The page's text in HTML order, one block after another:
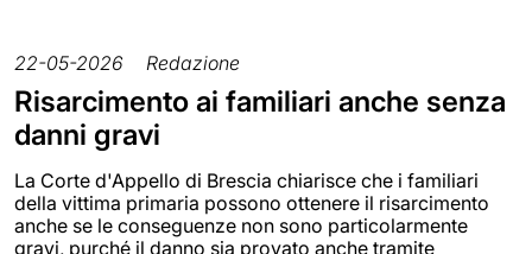
22-05-2026 Redazione
Risarcimento ai familiari anche senza
danni gravi
La Corte d'Appello di Brescia chiarisce che i familiari
della vittima primaria possono ottenere il risarcimento
anche se le conseguenze non sono particolarmente
gravi, purché il danno sia provato anche tramite